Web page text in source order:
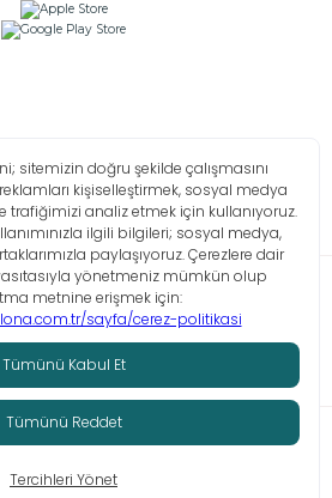
KVKK Çerez Politikası İşlem Rehberi
saklıdır. Bellona 2026